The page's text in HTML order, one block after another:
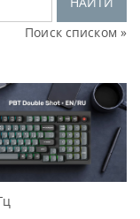
Поиск списком »